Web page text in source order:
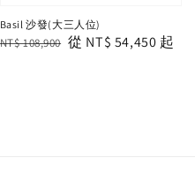
Basil 沙發(大三人位)
Regular
NT$ 108,900 Sale
從 NT$ 54,450 起